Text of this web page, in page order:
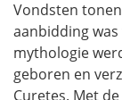
Vondsten
aanbidding
mythologie
geboren en
Curetes. Met